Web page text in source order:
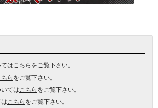
は こちらをご覧下さい。
ちらをご覧下さい。
ては こちらをご覧下さい。
こちらをご覧下さい。